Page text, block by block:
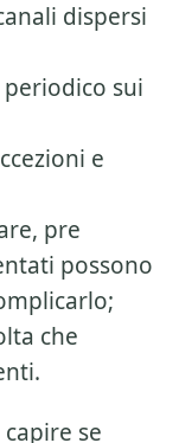
dispersi
sui
e
pre
possono
che
se